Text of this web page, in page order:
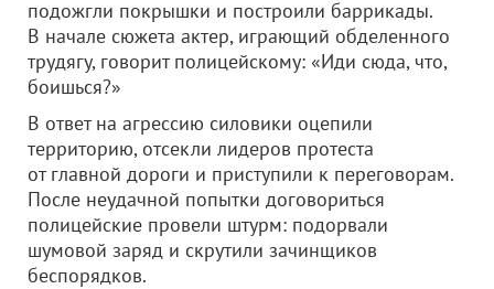
подожгли покрышки и построили баррикады.
В начале сюжета актер, играющий обделенного
трудягу, говорит полицейскому: «Иди сюда, что,
боишься?»
В ответ на агрессию силовики оцепили
территорию, отсекли лидеров протеста
от главной дороги и приступили к переговорам.
После неудачной попытки договориться
полицейские провели штурм: подорвали
шумовой заряд и скрутили зачинщиков
беспорядков.